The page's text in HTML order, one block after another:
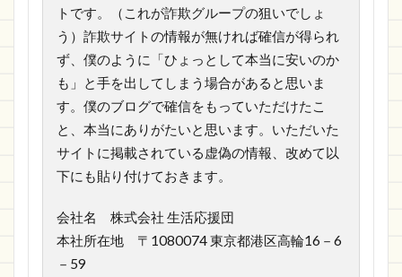
トです。（これが詐欺グループの狙いでしょ
う）詐欺サイトの情報が無ければ確信が得られ
ず、僕のように「ひょっとして本当に安いのか
も」と手を出してしまう場合があると思いま
す。僕のブログで確信をもっていただけたこ
と、本当にありがたいと思います。いただいた
サイトに掲載されている虚偽の情報、改めて以
下にも貼り付けておきます。
会社名 株式会社 生活応援団
本社所在地 〒1080074 東京都港区高輪16－6
－59